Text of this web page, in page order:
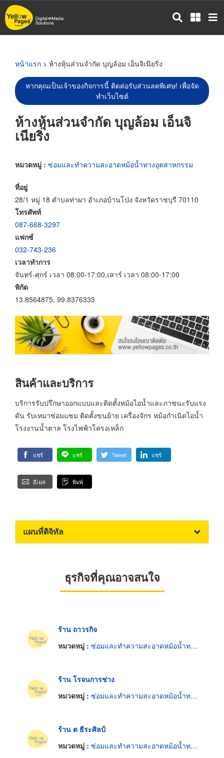
ข้าม
ไป
หน้าแรก > ห้างหุ้นส่วนจำกัด บุญล้อม เอ็นจิเนียริ่ง
หากคุณเป็นเจ้าของกิจการนี้ ติดต่อรับส่วนลดพิเศษ! เพื่อจัด
ทำเว็บไซต์
ห้างหุ้นส่วนจำกัด บุญล้อม เอ็นจิ
เนียริ่ง
หมวดหมู่ : ซ่อมและทำความสะอาดหม้อน้ำทางอุตสาหกรรม
ที่อยู่
28/1 หมู่ 18 ตำบลท่าผา อำเภอบ้านโป่ง จังหวัดราชบุรี 70110
โทรศัพท์
087-668-3297
แฟกซ์
032-743-236
เวลาทำการ
จันทร์-ศุกร์ เวลา 08:00-17:00,เสาร์ เวลา 08:00-17:00
พิกัด
13.8564875, 99.8376333
สินค้าและบริการ
บริการรับปรึกษาออกแบบและติดตั้งหม้อไอน้ำและภาชนะรับแรง
ดัน รับเหมาซ่อมแซม ติดตั้งขนย้าย เครื่องจักร หม้อกำเนิดไอน้ำ
โรงงานน้ำตาล โรงไฟฟ้าโครงเหล็ก
แชร์ แชร์ Tweet แชร์
อีเมล พิมพ์
แผนที่ดิจิทัล
ธุรกิจที่คุณอาจสนใจ
ร้าน ถาวรกิจ
หมวดหมู่ : ซ่อมและทำความสะอาดหม้อน้ำทางอุตสาหกรรม
ร้าน โรจนการช่าง
หมวดหมู่ : ซ่อมและทำความสะอาดหม้อน้ำทางอุตสาหกรรม
ร้าน ต ธีระศิลป์
หมวดหมู่ : ซ่อมและทำความสะอาดหม้อน้ำทางอุตสาหกรรม